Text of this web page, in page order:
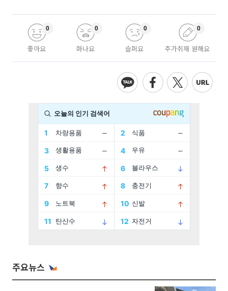
좋아요
0
화나요
0
슬퍼요
0
추가취재 원해요
0
주요뉴스